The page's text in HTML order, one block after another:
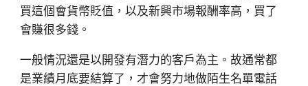
買這個會貨幣貶值，以及新興市場報酬率高，買了
會賺很多錢。
一般情況還是以開發有潛力的客戶為主。故通常都
是業績月底要結算了，才會努力地做陌生名單電話